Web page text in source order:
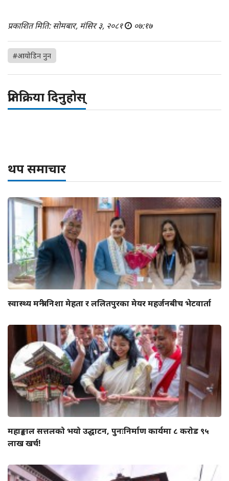
प्रकाशित मिति: सोमबार, मंसिर ३, २०८१ ०७:१७
#आयोडिन नुन
प्रतिक्रिया दिनुहोस्
थप समाचार
स्वास्थ्य मन्त्री निशा मेहता र ललितपुरका मेयर महर्जनबीच भेटवार्ता
महाङ्काल सत्तलको भयो उद्घाटन, पुनःनिर्माण कार्यमा ८ करोड ९५
लाख खर्च!